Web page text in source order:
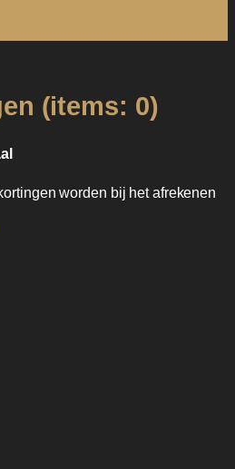
(items: 0)
worden bij het afrekenen